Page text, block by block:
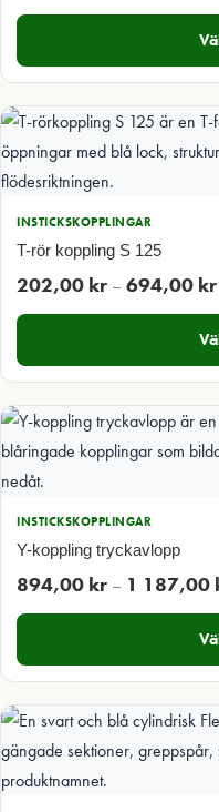
till
INSTICKSKOPPLINGAR
T-rör koppling S 125
202,00 kr – 694,00 kr
INSTICKSKOPPLINGAR
Y-koppling tryckavlopp
894,00 kr – 1 187,00